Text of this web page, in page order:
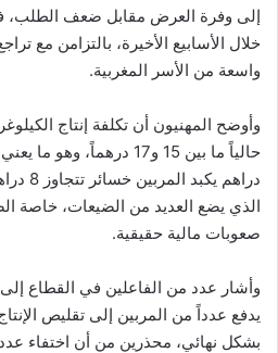
إلى وفرة العرض مقابل ضعف الطلب،
خلال الأسابيع الأخيرة، بالتزامن مع
واسعة من الأسر المغربية.
وأوضح المهنيون أن تكلفة إنتاج
دراهم
الذي يضع العديد من الضيعات، خاصة
صعوبات مالية حقيقية.
وأشار عدد من الفاعلين في القطاع
يدفع عدداً من المربين إلى تقليص
بشكل نهائي، محذرين من أن اختفاء